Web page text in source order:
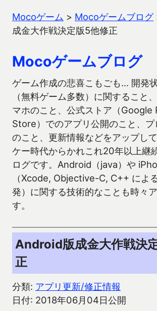
Mocoゲーム > Mocoゲームブログ
成金大作戦決定版5他修正
Mocoゲームブログ
ゲーム作成の悲喜こもごも… 開発
（無料ゲーム多数）に関すること
マホのこと、公式ストア（Google
Store）でのアプリ公開のこと、
のこと、更新情報などをアップし
ケー時代からかれこれ20年以上継
ログです。Android（java）や
（Xcode, Objective-C, C++ によ
発）に関する技術的なことも時々
す。
Android版成金大作戦決
正
分類: アプリ更新/修正情報
日付: 2018年06月04日公開